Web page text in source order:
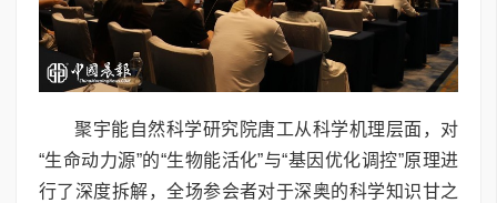
聚宇能自然科学研究院唐工从科学机理层面，对
“生命动力源”的“生物能活化”与“基因优化调控”原理进
行了深度拆解，全场参会者对于深奥的科学知识甘之